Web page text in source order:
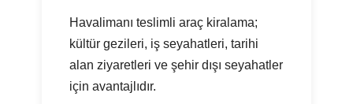
Havalimanı teslimli araç kiralama;
kültür gezileri, iş seyahatleri, tarihi
alan ziyaretleri ve şehir dışı seyahatler
için avantajlıdır.